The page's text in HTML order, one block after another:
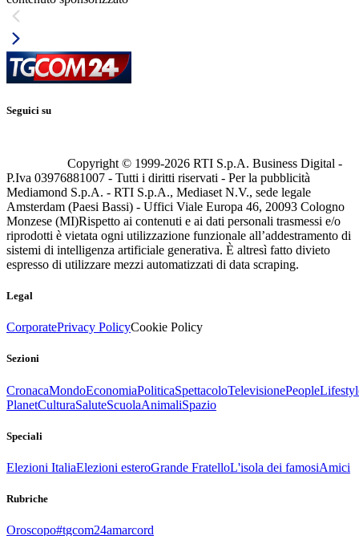
Seguici su
Copyright © 1999-2026 RTI S.p.A. Business Digital -
P.Iva 03976881007 - Tutti i diritti riservati - Per la pubblicità
Mediamond S.p.A. - RTI S.p.A., Mediaset N.V., sede legale
Amsterdam (Paesi Bassi) - Uffici Viale Europa 46, 20093 Cologno
Monzese (MI)Rispetto ai contenuti e ai dati personali trasmessi e/o
riprodotti è vietata ogni utilizzazione funzionale all’addestramento di
sistemi di intelligenza artificiale generativa. È altresì fatto divieto
espresso di utilizzare mezzi automatizzati di data scraping.
Legal
CorporatePrivacy PolicyCookie Policy
Sezioni
CronacaMondoEconomiaPoliticaSpettacoloTelevisionePeople
PlanetCulturaSaluteScuolaAnimaliSpazio
Speciali
Elezioni ItaliaElezioni esteroGrande FratelloL'isola dei famosiAmici
Rubriche
Oroscopo#tgcom24amarcord